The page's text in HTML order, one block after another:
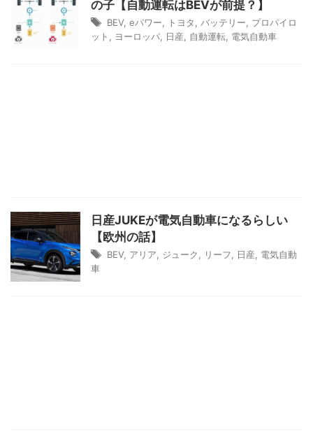
の子【自動運転はBEVが前提？】
BEV, eパワー トヨタ バッテリー
プロパイロ
ット
ヨーロッパ 日産 自動運転 電気自動車
日産JUKEが電気自動車になるらしい
【欧州の話】
BEV, アリア ジューク リーフ 日産
電気自動
車